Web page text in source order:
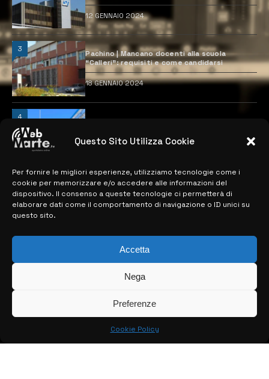
Questo Sito Utilizza Cookie
Per fornire le migliori esperienze, utilizziamo tecnologie come i
cookie per memorizzare e/o accedere alle informazioni del
dispositivo. Il consenso a queste tecnologie ci permetterà di
elaborare dati come il comportamento di navigazione o ID unici su
questo sito.
Accetta
Nega
Preferenze
Cookie Policy
12 GENNAIO 2024
3
Pachino | Mancano docenti alla scuola
“Calleri”: requisiti e come candidarsi
18 GENNAIO 2024
4
previste
MAPPA DEL SITO